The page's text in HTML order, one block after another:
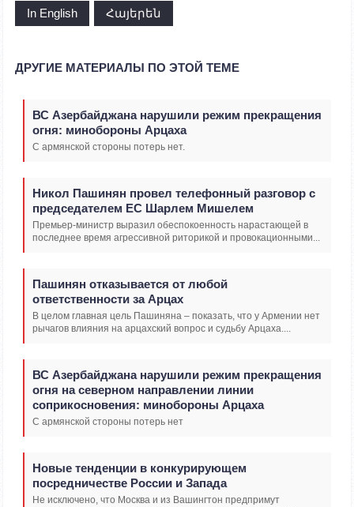
In English Հայերեն
ДРУГИЕ МАТЕРИАЛЫ ПО ЭТОЙ ТЕМЕ
ВС Азербайджана нарушили режим прекращения
огня: минобороны Арцаха
С армянской стороны потерь нет.
Никол Пашинян провел телефонный разговор с
председателем ЕС Шарлем Мишелем
Премьер-министр выразил обеспокоенность нарастающей в
последнее время агрессивной риторикой и провокационными...
Пашинян отказывается от любой
ответственности за Арцах
В целом главная цель Пашиняна – показать, что у Армении нет
рычагов влияния на арцахский вопрос и судьбу Арцаха....
ВС Азербайджана нарушили режим прекращения
огня на северном направлении линии
соприкосновения: минобороны Арцаха
С армянской стороны потерь нет
Новые тенденции в конкурирующем
посредничестве России и Запада
Не исключено, что Москва и из Вашингтон предпримут